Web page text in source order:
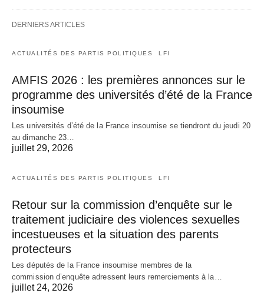
DERNIERS ARTICLES
ACTUALITÉS DES PARTIS POLITIQUES LFI
AMFIS 2026 : les premières annonces sur le
programme des universités d’été de la France
insoumise
Les universités d’été de la France insoumise se tiendront du jeudi 20
au dimanche 23…
juillet 29, 2026
ACTUALITÉS DES PARTIS POLITIQUES LFI
Retour sur la commission d’enquête sur le
traitement judiciaire des violences sexuelles
incestueuses et la situation des parents
protecteurs
Les députés de la France insoumise membres de la
commission d’enquête adressent leurs remerciements à la…
juillet 24, 2026